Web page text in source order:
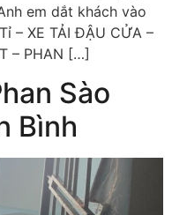
em dắt khách vào
– XE TẢI ĐẬU CỬA –
– PHAN […]
Sào
Bình